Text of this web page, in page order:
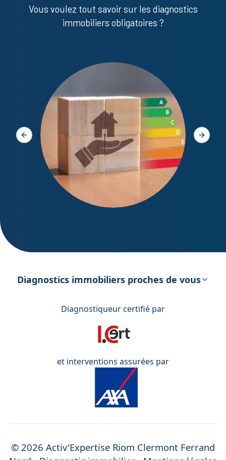
Vous voulez tout savoir sur les diagnostics
immobiliers obligatoires ?
énergétique
Slide précédente Slide
Diagnostics immobiliers proches de vous
Diagnostiqueur certifié par
et interventions assurées par
© 2026 Activ'Expertise Riom Clermont Ferrand